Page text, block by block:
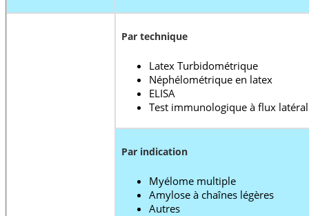
Par technique
Latex Turbidométrique
Néphélométrique en latex
ELISA
Test immunologique à flux latéral
Par indication
Myélome multiple
Amylose à chaînes légères
Autres